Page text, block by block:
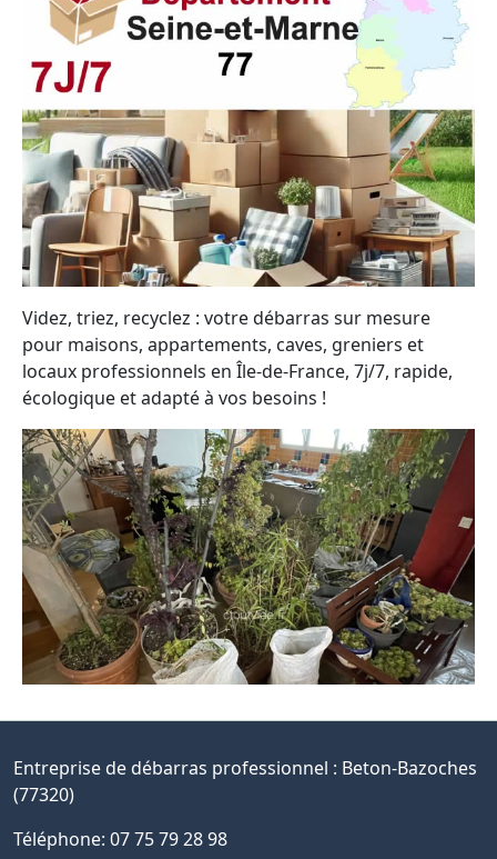
Videz, triez, recyclez : votre débarras sur mesure
pour maisons, appartements, caves, greniers et
locaux professionnels en Île-de-France, 7j/7, rapide,
écologique et adapté à vos besoins !
Entreprise de débarras professionnel : Beton-Bazoches
(77320)
Téléphone: 07 75 79 28 98